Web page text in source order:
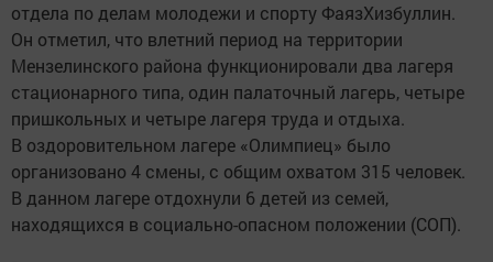
отдела по делам молодежи и спорту ФаязХизбуллин.
Он отметил, что влетний период на территории
Мензелинского района функционировали два лагеря
стационарного типа, один палаточный лагерь, четыре
пришкольных и четыре лагеря труда и отдыха.
В оздоровительном лагере «Олимпиец» было
организовано 4 смены, с общим охватом 315 человек.
В данном лагере отдохнули 6 детей из семей,
находящихся в социально-опасном положении (СОП).